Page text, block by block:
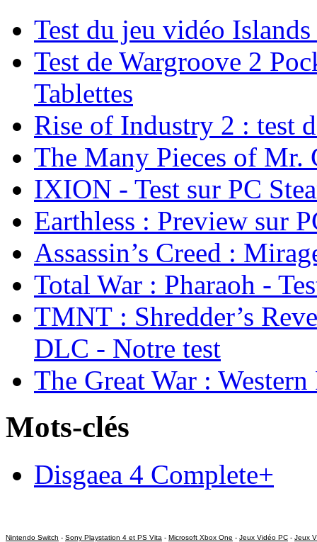
Test du jeu vidéo
Test de Wargroove 2
Tablettes
Rise of Industry 2 : test
The Many Pieces of Mr.
IXION - Test sur PC
Earthless : Preview sur
Assassin’s Creed :
Total War : Pharaoh -
TMNT : Shredder’s
DLC - Notre test
The Great War :
Mots-clés
Disgaea 4 Complete+
Nintendo Switch - Sony Playstation 4 et PS Vita - Microsoft Xbox One - Jeux Vidéo PC - Jeux